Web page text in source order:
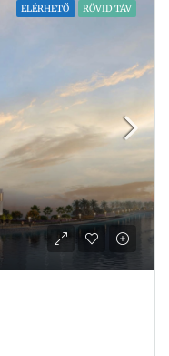
ELÉRHETŐ RÖVID TÁV